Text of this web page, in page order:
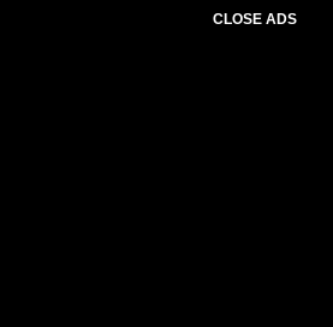
CLOSE ADS